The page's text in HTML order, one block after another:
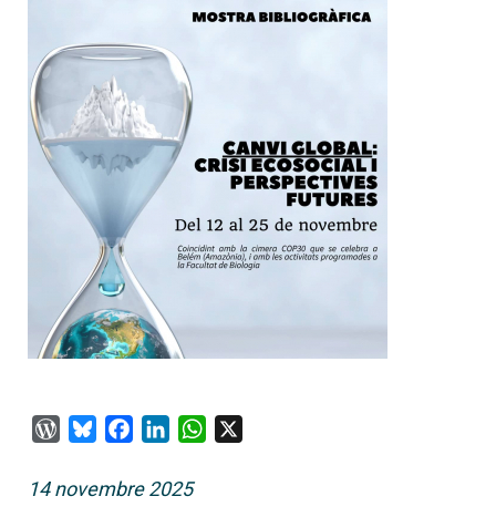
WordPress
BlueskyFacebook
LinkedInWhatsApp
14 novembre 2025